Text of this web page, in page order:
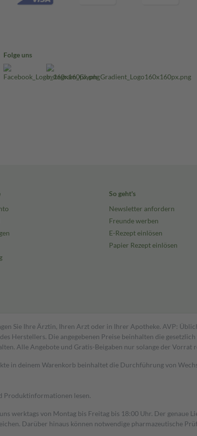
erhältlich.
die Verkehrstüchtigkeit und
dieses Arzneimittel Ihre
einnehmen?
Ihren Arzt oder Apotheker um
Stillzeit nicht empfohlen.
Folge uns
So geht's
Newsletter anfordern
Freunde werben
E-Rezept einlösen
Papier Rezept einlösen
Sie Ihre Ärztin, Ihren Arzt oder in Ihrer Apotheke. AVP:
Herstellers. Die angegebenen Preise beinhalten die
Alle Angebote und Gratis-Beigaben nur solange der Vorrat
in deinem Warenkorb beinhaltet die Durchführung von
Produktinformationen lesen.
werktags von Montag bis Freitag bis 18:00 Uhr. Der genaue
Darüber hinaus können notwendige pharmazeutische